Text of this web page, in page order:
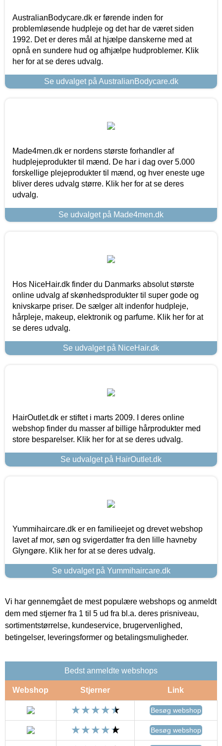
AustralianBodycare.dk er førende inden for
problemløsende hudpleje og det har de været siden
1992. Det er deres mål at hjælpe danskerne med at
opnå en sundere hud og afhjælpe hudproblemer. Klik
her for at se deres udvalg.
Se udvalget på AustralianBodycare.dk
Made4men.dk er nordens største forhandler af
hudplejeprodukter til mænd. De har i dag over 5.000
forskellige plejeprodukter til mænd, og hver eneste uge
bliver deres udvalg større. Klik her for at se deres
udvalg.
Se udvalget på Made4men.dk
Hos NiceHair.dk finder du Danmarks absolut største
online udvalg af skønhedsprodukter til super gode og
knivskarpe priser. De sælger alt indenfor hudpleje,
hårpleje, makeup, elektronik og parfume. Klik her for at
se deres udvalg.
Se udvalget på NiceHair.dk
HairOutlet.dk er stiftet i marts 2009. I deres online
webshop finder du masser af billige hårprodukter med
store besparelser. Klik her for at se deres udvalg.
Se udvalget på HairOutlet.dk
Yummihaircare.dk er en familieejet og drevet webshop
lavet af mor, søn og svigerdatter fra den lille havneby
Glyngøre. Klik her for at se deres udvalg.
Se udvalget på Yummihaircare.dk
Vi har gennemgået de mest populære webshops og anmeldt
dem med stjerner fra 1 til 5 ud fra bl.a. deres prisniveau,
sortimentstørrelse, kundeservice, brugervenlighed,
betingelser, leveringsformer og betalingsmuligheder.
Bedst anmeldte webshops
Webshop Stjerner Link
Besøg webshop
Besøg webshop